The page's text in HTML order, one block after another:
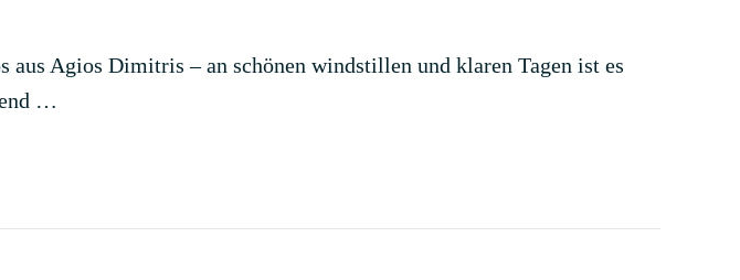
aus Agios Dimitris – an schönen windstillen und klaren Tagen ist es
…